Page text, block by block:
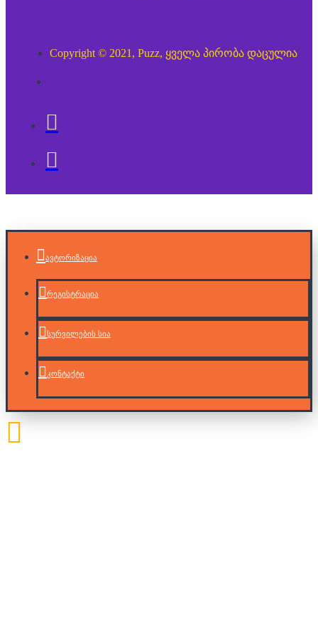
Copyright © 2021, Puzz, ყველა პირობა დაცულია
ავტორიზაცია
რეგისტრაცია
სურვილების სია
კონტაქტი